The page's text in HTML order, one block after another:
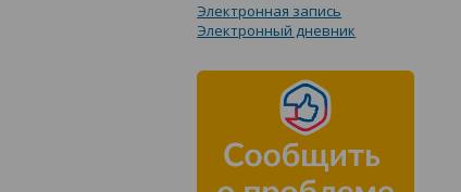
Электронная запись
Электронный дневник